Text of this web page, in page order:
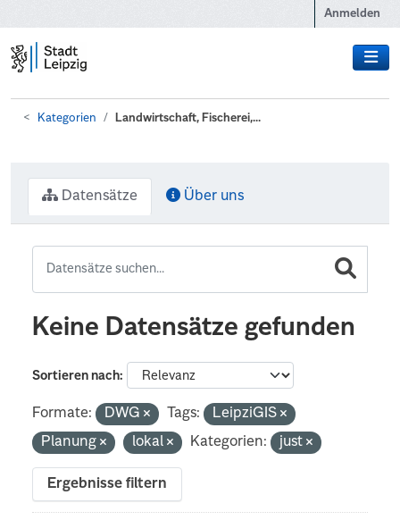
Anmelden
Kategorien Landwirtschaft, Fischerei,...
Datensätze Über uns
Keine Datensätze gefunden
Sortieren nach
Formate: DWG Tags:
LeipziGIS
Planung
lokal Kategorien: just
Ergebnisse filtern